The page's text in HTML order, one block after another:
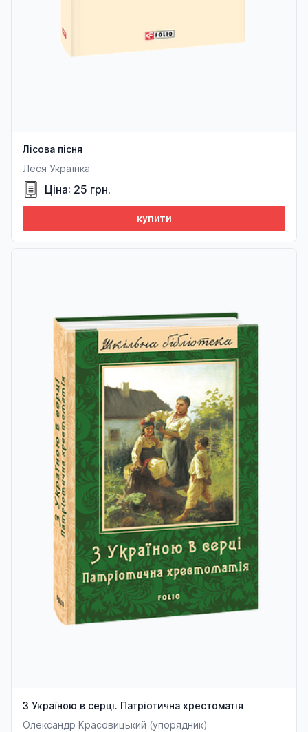
Лісова пісня
Леся Українка
Ціна: 25 грн.
купити
З Україною в серці. Патріотична хрестоматія
Олександр Красовицький (упорядник)